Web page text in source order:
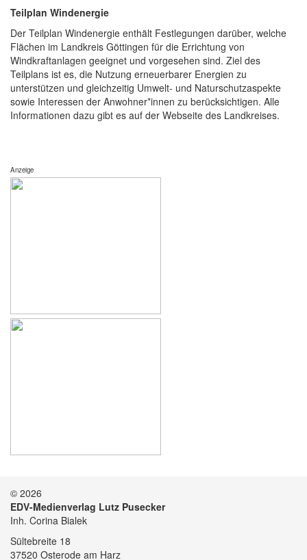
Teilplan Windenergie
Der Teilplan Windenergie enthält Festlegungen darüber, welche
Flächen im Landkreis Göttingen für die Errichtung von
Windkraftanlagen geeignet und vorgesehen sind. Ziel des
Teilplans ist es, die Nutzung erneuerbarer Energien zu
unterstützen und gleichzeitig Umwelt- und Naturschutzaspekte
sowie Interessen der Anwohner*innen zu berücksichtigen. Alle
Informationen dazu gibt es auf der Webseite des Landkreises.
Anzeige
© 2026
EDV-Medienverlag Lutz Pusecker
Inh. Corina Bialek
Sültebreite 18
37520 Osterode am Harz